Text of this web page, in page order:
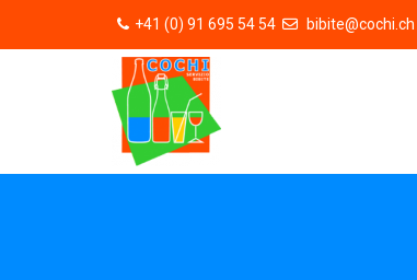
+41 (0) 91 695 54 54 bibite@cochi.ch